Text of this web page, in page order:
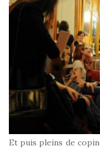
Et puis pleins de